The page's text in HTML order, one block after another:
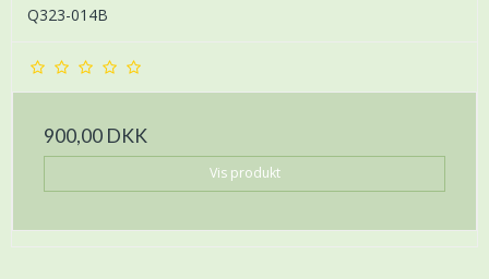
Q323-014B
900,00 DKK
Vis produkt